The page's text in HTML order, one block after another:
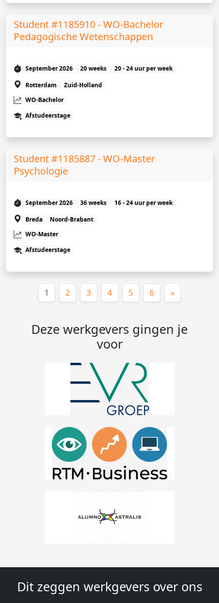
Student #1185910 - WO-Bachelor
Pedagogische Wetenschappen
September 2026 20 weeks
20 - 24 uur per week
Rotterdam
Zuid-Holland
WO-Bachelor
Afstudeerstage
Student #1185887 - WO-Master
Psychologie
September 2026 36 weeks
16 - 24 uur per week
Breda
Noord-Brabant
WO-Master
Afstudeerstage
1 (huidige)
2 3 4 5 6 »
Deze werkgevers gingen je
voor
Dit zeggen werkgevers over ons